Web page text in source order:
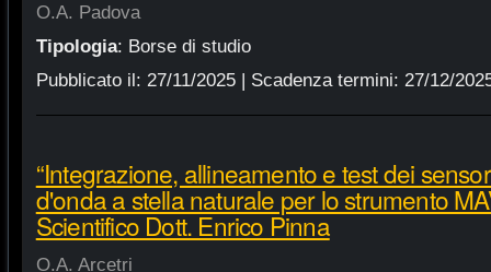
O.A. Padova
Tipologia: Borse di studio
Pubblicato il: 27/11/2025| Scadenza termini: 27/12/
“Integrazione, allineamento e test dei
d'onda a stella naturale per lo strumento
Scientifico Dott. Enrico Pinna
O.A. Arcetri